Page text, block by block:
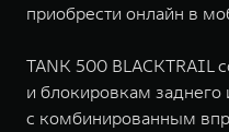
приобрести онлайн в
TANK 500 BLACKTRAIL
и блокировкам
с комбинированным